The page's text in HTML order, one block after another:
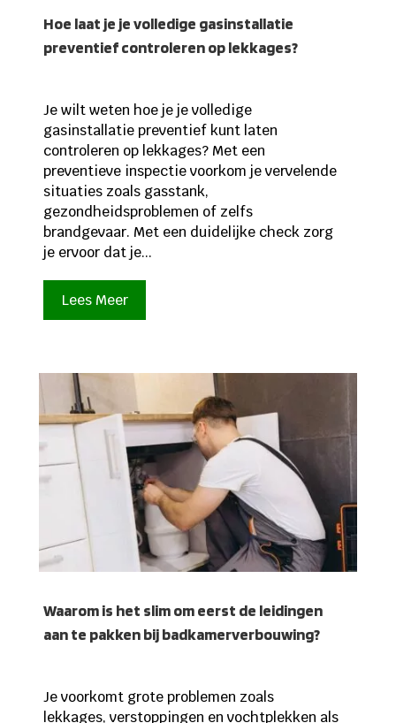
Hoe laat je je volledige gasinstallatie
preventief controleren op lekkages?
Je wilt weten hoe je je volledige
gasinstallatie preventief kunt laten
controleren op lekkages? Met een
preventieve inspectie voorkom je vervelende
situaties zoals gasstank,
gezondheidsproblemen of zelfs
brandgevaar. Met een duidelijke check zorg
je ervoor dat je...
Lees Meer
Waarom is het slim om eerst de leidingen
aan te pakken bij badkamerverbouwing?
Je voorkomt grote problemen zoals
lekkages, verstoppingen en vochtplekken als